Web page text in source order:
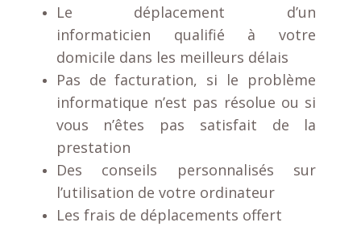
Le déplacement d’un
informaticien qualifié à votre
domicile dans les meilleurs délais
Pas de facturation, si le problème
informatique n’est pas résolue ou si
vous n’êtes pas satisfait de la
prestation
Des conseils personnalisés sur
l’utilisation de votre ordinateur
Les frais de déplacements offert